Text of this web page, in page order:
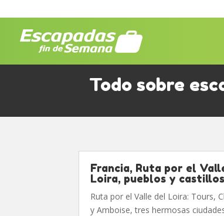
Todo sobre
Francia, Ruta por el
Loira, pueblos y castillos
Ruta por el Valle del Loira: Tours,
y Amboise, tres hermosas